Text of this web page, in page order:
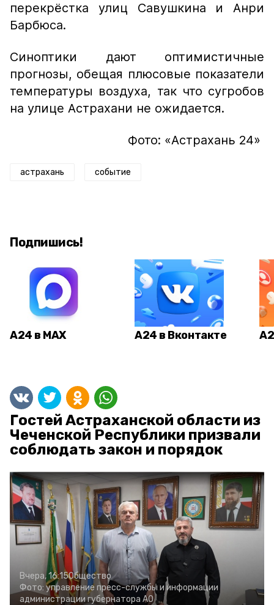
перекрёстка улиц Савушкина и Анри
Барбюса.
Синоптики дают оптимистичные
прогнозы, обещая плюсовые показатели
температуры воздуха, так что сугробов
на улице Астрахани не ожидается.
Фото: «Астрахань 24»
астрахань событие
Подпишись!
А24 в MAX А24 в Вконтакте
Гостей Астраханской области из
Чеченской Республики призвали
соблюдать закон и порядок
Вчера, 16:15Общество
Фото: управление пресс-службы и информации
администрации губернатора АО